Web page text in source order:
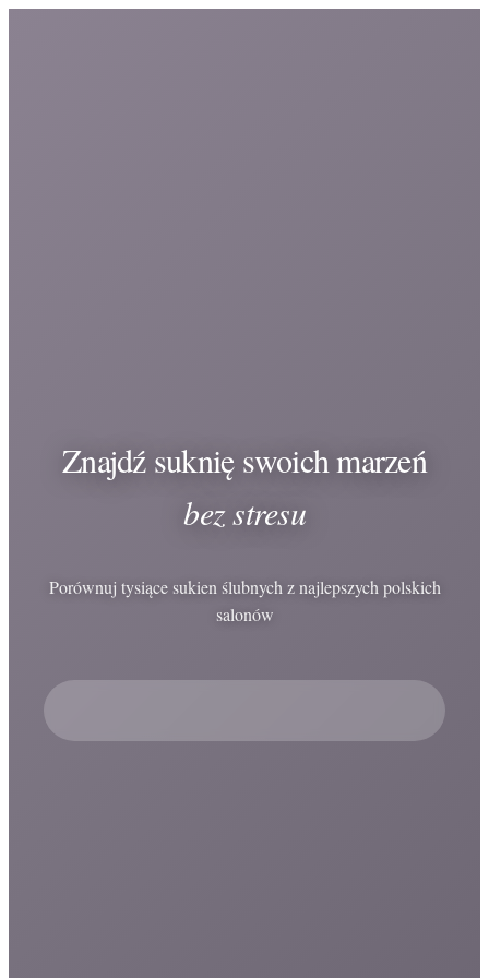
Znajdź suknię swoich marzeń
bez stresu
Porównuj tysiące sukien ślubnych z najlepszych polskich
salonów